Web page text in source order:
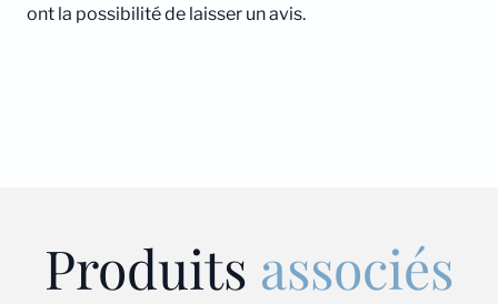
ont la possibilité de laisser un avis.
Produits associés